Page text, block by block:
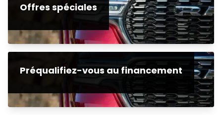
Offres spéciales
Préqualifiez-vous au financement